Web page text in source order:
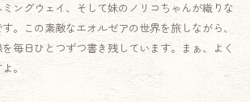
ングウェイ、そして妹のノリコちゃんが織りな
。この素敵なエオルゼアの世界を旅しながら、
毎日ひとつずつ書き残しています。まぁ、よく
。